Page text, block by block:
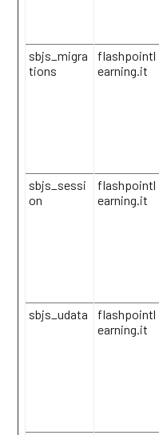
sbjs_migra
tions
flashpointl
earning.it
sbjs_sessi
on
flashpointl
earning.it
sbjs_udata
flashpointl
earning.it